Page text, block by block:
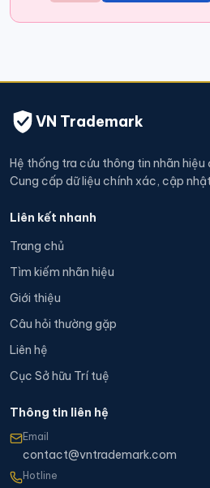
VN Trademark
Hệ thống tra cứu thông tin nhãn hiệu
Cung cấp dữ liệu chính xác, cập
Liên kết nhanh
Trang chủ
Tìm kiếm nhãn hiệu
Giới thiệu
Câu hỏi thường gặp
Liên hệ
Cục Sở hữu Trí tuệ
Thông tin liên hệ
Email
contact@vntrademark.com
Hotline